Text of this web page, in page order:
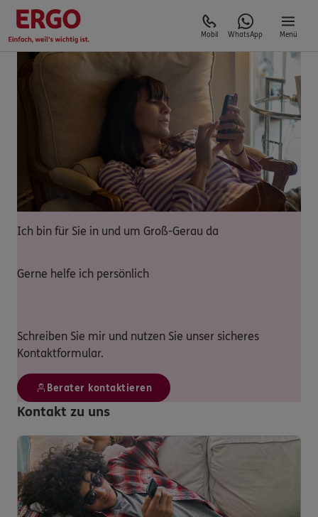
Mobil WhatsApp Menü
Ich bin für Sie in und um Groß-Gerau da
Gerne helfe ich persönlich
Schreiben Sie mir und nutzen Sie unser sicheres
Kontaktformular.
Berater kontaktieren
Kontakt zu uns